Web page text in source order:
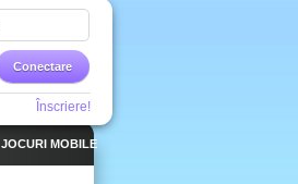
Conectare
Înscriere!
JOCURI MOBILE